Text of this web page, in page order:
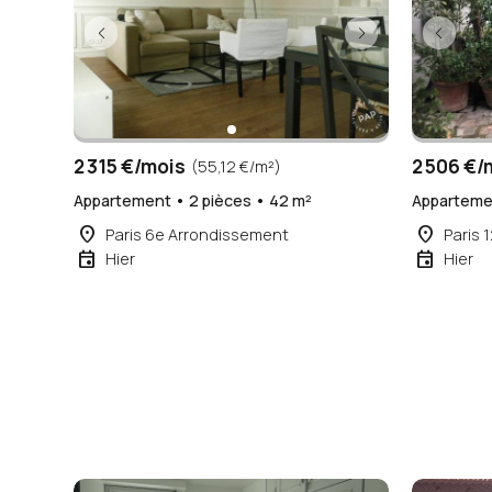
2 315 €/mois (55,12 €/m²)
Appartement • 2 pièces • 42 m²
place Paris 6e Arrondissement
event Hier
2 506 €/
place Paris
event Hier